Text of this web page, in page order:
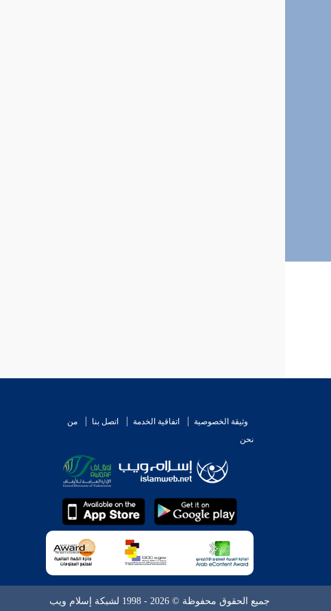
وثيقة الخصوصية اتفاقية الخدمة اتصل بنا
من
نحن
جميع الحقوق محفوظة © 2026 - 1998 لشبكة إسلام ويب